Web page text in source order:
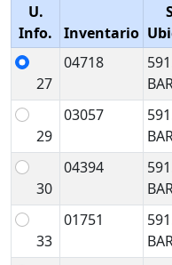
U.
Info.
Inventario
27
04718
29
03057
30
04394
33
01751